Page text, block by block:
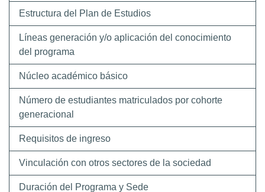
Estructura del Plan de Estudios
Líneas generación y/o aplicación del conocimiento
del programa
Núcleo académico básico
Número de estudiantes matriculados por cohorte
generacional
Requisitos de ingreso
Vinculación con otros sectores de la sociedad
Duración del Programa y Sede